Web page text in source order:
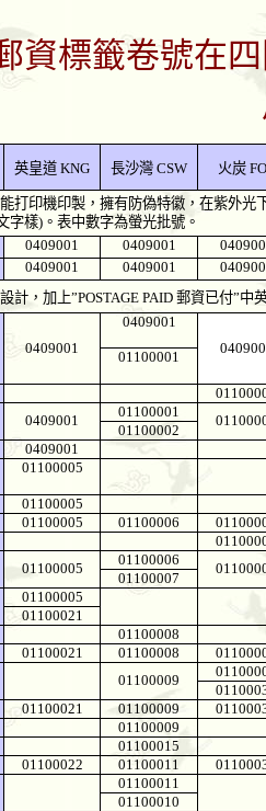
資標籤卷號在
英皇道 KNG 長沙灣 CSW 火炭
打印機印製，擁有防偽特徽，在紫外光
字樣) 。表中數字為螢光批號。
0409001 0409001
0409001 0409001
計，加上”POSTAGE PAID郵資已付”中
0409001
0409001
01100001
0409001
01100001
01100002
0409001
01100005
01100005
01100005 01100006
01100005
01100006
01100007
01100005
01100021
01100008
01100021 01100008
01100009
01100021 01100009
01100009
01100015
01100022 01100011
01100011
01100010